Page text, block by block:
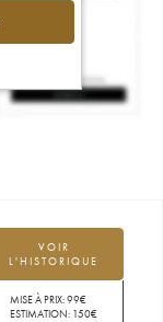
VOIR
L'HISTORIQUE
MISE À PRIX:99€
ESTIMATION: 150€